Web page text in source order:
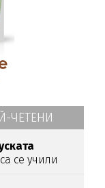
ЧЕТЕНИ
се учили